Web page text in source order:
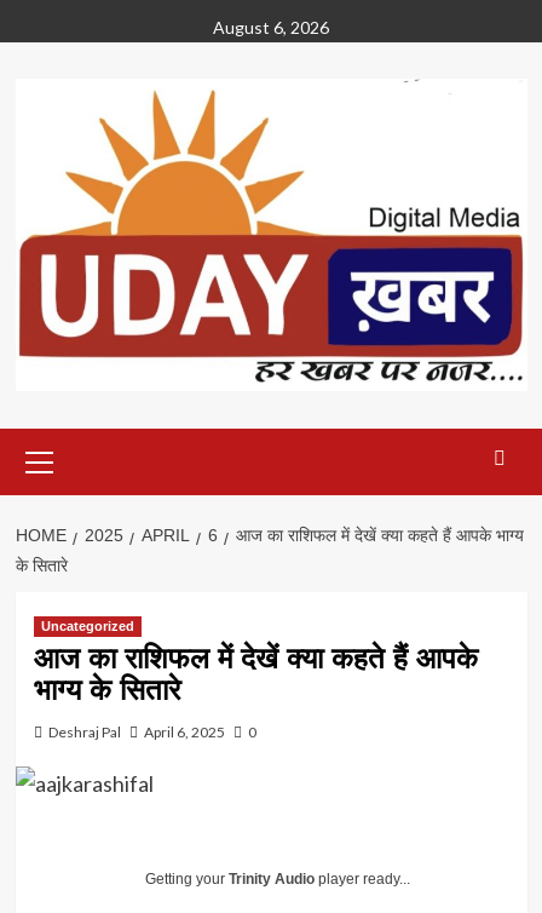
to
August 6, 2026
Menu
HOME 2025 APRIL 6
आज का राशिफल में देखें क्या कहते हैं आपके भाग्य
के सितारे
Uncategorized
आज का राशिफल में देखें क्या कहते हैं आपके
भाग्य के सितारे
Deshraj Pal April 6, 2025 0
Getting your Trinity Audioplayer ready...